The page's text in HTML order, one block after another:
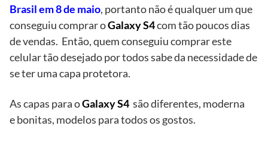
Brasil em 8 de maio, portanto não é qualquer um que
conseguiu comprar oGalaxy S4com tão poucos dias
de vendas. Então, quem conseguiu comprar este
celular tão desejado por todos sabe da necessidade de
se ter uma capa protetora.
As capas para oGalaxy S4 são diferentes, moderna
e bonitas, modelos para todos os gostos.